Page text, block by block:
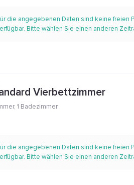
die angegebenen Daten sind keine freien
Bitte wählen Sie einen anderen
Vierbettzimmer
, 1 Badezimmer
die angegebenen Daten sind keine freien
Bitte wählen Sie einen anderen